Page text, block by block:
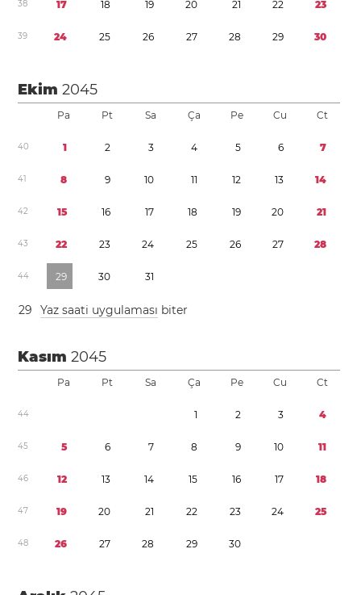
38 17 18 19 20 21 22 23
39 24 25 26 27 28 29 30
Ekim2045
Pa Pt Sa Ça Pe Cu Ct
40 1 2 3 4 5 6 7
41 8 9 10 11 12 13 14
42 15 16 17 18 19 20 21
43 22 23 24 25 26 27 28
44 29 30 31
29 Yaz saati uygulaması biter
Kasım2045
Pa Pt Sa Ça Pe Cu Ct
44 1 2 3 4
45 5 6 7 8 9 10 11
46 12 13 14 15 16 17 18
47 19 20 21 22 23 24 25
48 26 27 28 29 30